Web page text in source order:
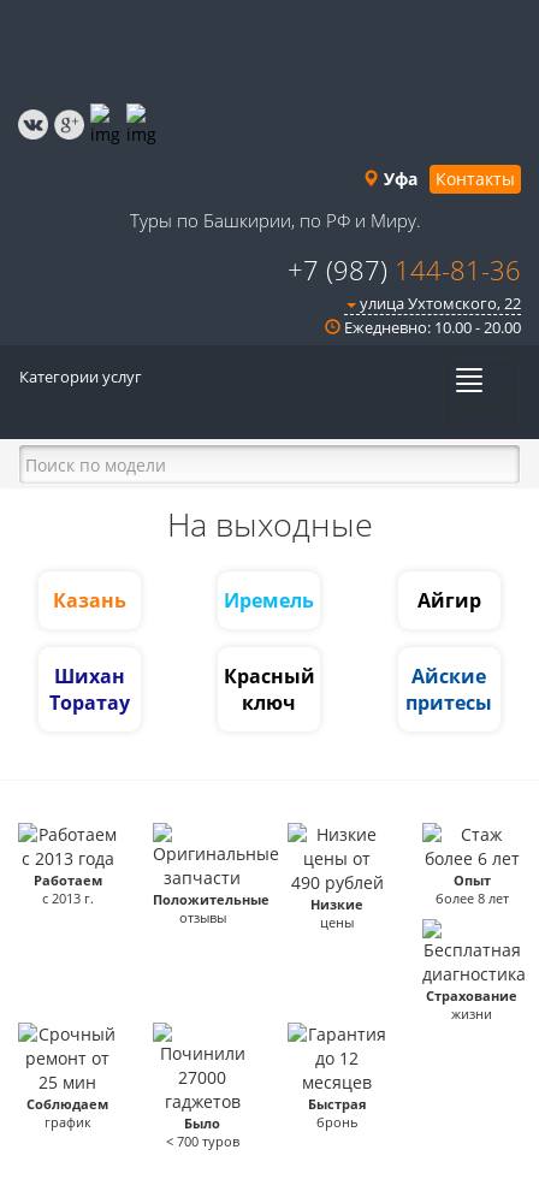
Уфа Контакты
Туры по Башкирии, по РФ и Миру.
+7 (987) 144-81-36
улица Ухтомского, 22
Ежедневно: 10.00 - 20.00
Категории услуг
На выходные
Казань Иремель Айгир
Шихан
Торатау
Красный
ключ
Айские
притесы
Работаем
с 2013 г.
Положительные
отзывы
Низкие
цены
Опыт
более 8 лет
Страхование
жизни
Соблюдаем
график
Было
< 700 туров
Быстрая
бронь